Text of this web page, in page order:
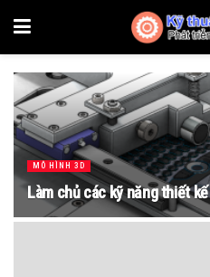
MÔ HÌNH 3D
Làm chủ các kỹ năng thiết